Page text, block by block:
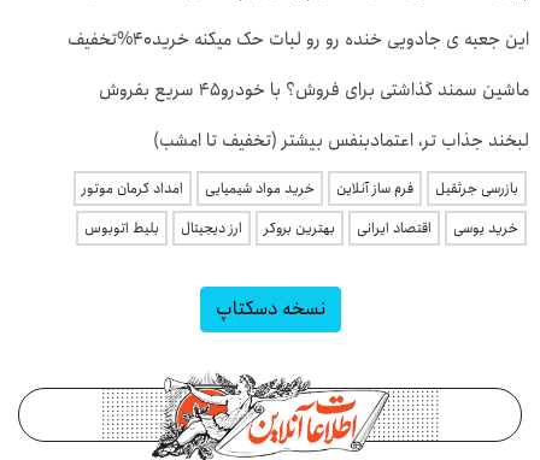
این جعبه ی جادویی خنده رو رو لبات حک میکنه خرید40%تخفیف
ماشین سمند گذاشتی برای فروش؟ با خودرو45 سریع بفروش
لبخند جذاب تر، اعتمادبنفس بیشتر (تخفیف تا امشب)
بازرسی جرثقیل فرم ساز آنلاین خرید مواد شیمیایی
امداد کرمان موتور
خرید یوسی
اقتصاد ایرانی بهترین بروکر ارز دیجیتال بلیط اتوبوس
نسخه دسکتاپ